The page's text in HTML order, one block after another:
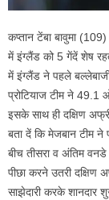
कप्‍तान टेंबा बावुमा
में इंग्‍लैंड को 5 गेंदें शेष
में इंग्‍लैंड ने पहले
प्रोटियाज टीम ने 49.1
इसके साथ ही दक्षिण
बता दें कि मेजबान टीम
बीच तीसरा व अंतिम
पीछा करने उतरी दक्षिण
साझेदारी करके